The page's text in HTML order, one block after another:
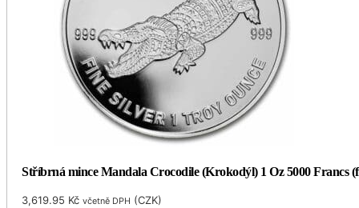
Stříbrná mince Mandala Crocodile (Krokodýl) 1 Oz 5000 Francs
3,619.95 Kč včetně DPH (CZK)